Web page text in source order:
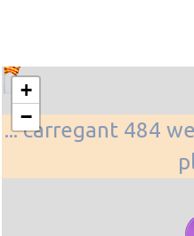
... carregant 484
+
−